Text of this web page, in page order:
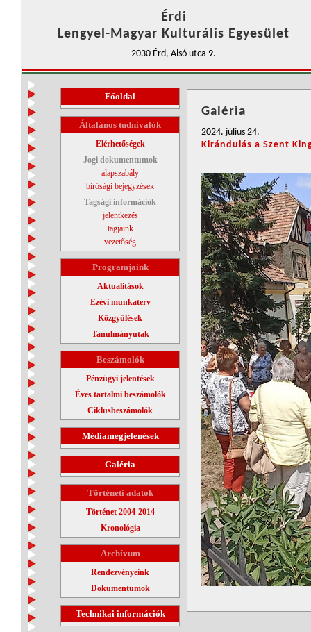
Érdi
Lengyel-Magyar Kulturális Egyesület
2030 Érd, Alsó utca 9.
Főoldal
Általános tudnivalók
Elérhetőségek
Jogi dokumentumok
alapszabály
bírósági bejegyzések
Tagsági információk
jelentkezés
tagjaink
vezetőség
Programjaink
Aktualitások
Ezévi munkaterv
Közgyűlések
Tanulmányutak
Beszámolók
Pénzügyi jelentések
Éves tartalmi beszámolók
Ciklusbeszámolók
Médiamegjelenések
Galéria
Történeti adatok
Történet 2004-2014
Kronológia
Archívum
Rendezvényeink
Dokumentumok
Technikai információk
Galéria
2024. július 24.
Kirándulás a Szent